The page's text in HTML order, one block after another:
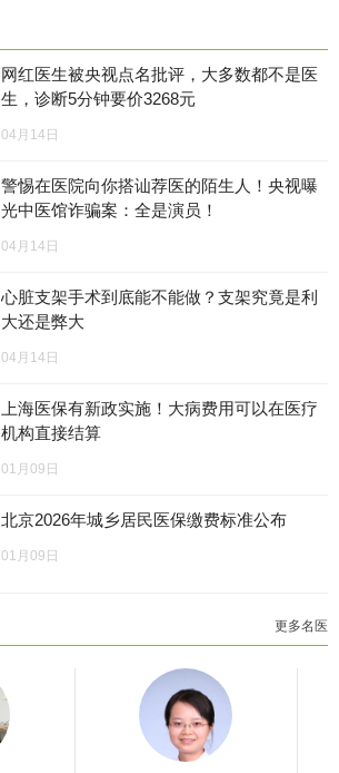
网红医生被央视点名批评，大多数都不是医
生，诊断5分钟要价3268元
04月14日
警惕在医院向你搭讪荐医的陌生人！央视曝
光中医馆诈骗案：全是演员！
04月14日
心脏支架手术到底能不能做？支架究竟是利
大还是弊大
04月14日
上海医保有新政实施！大病费用可以在医疗
机构直接结算
01月09日
北京2026年城乡居民医保缴费标准公布
01月09日
更多名医